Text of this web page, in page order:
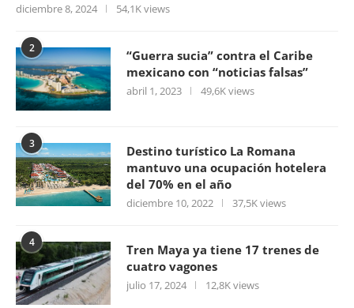
diciembre 8, 2024 54,1K views
2
“Guerra sucia” contra el Caribe
mexicano con “noticias falsas”
abril 1, 2023 49,6K views
3
Destino turístico La Romana
mantuvo una ocupación hotelera
del 70% en el año
diciembre 10, 2022 37,5K views
4
Tren Maya ya tiene 17 trenes de
cuatro vagones
julio 17, 2024 12,8K views